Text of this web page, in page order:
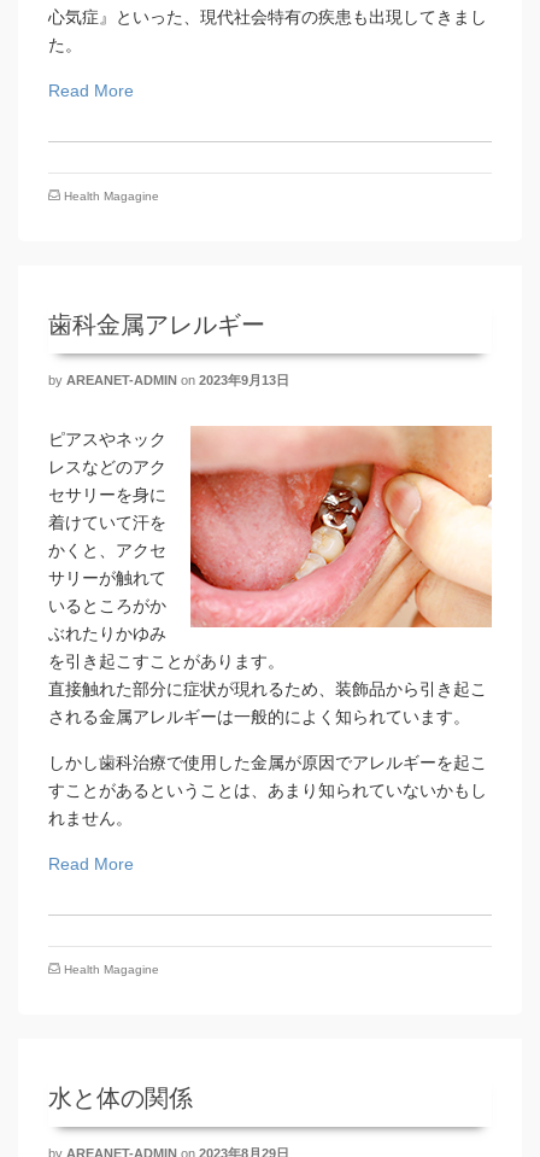
心気症』といった、現代社会特有の疾患も出現してきまし
た。
Read More
Health Magagine
歯科金属アレルギー
by AREANET-ADMIN on 2023年9月13日
ピアスやネック
レスなどのアク
セサリーを身に
着けていて汗を
かくと、アクセ
サリーが触れて
いるところがか
ぶれたりかゆみ
を引き起こすことがあります。
直接触れた部分に症状が現れるため、装飾品から引き起こ
される金属アレルギーは一般的によく知られています。
しかし歯科治療で使用した金属が原因でアレルギーを起こ
すことがあるということは、あまり知られていないかもし
れません。
Read More
Health Magagine
水と体の関係
by AREANET-ADMIN on 2023年8月29日